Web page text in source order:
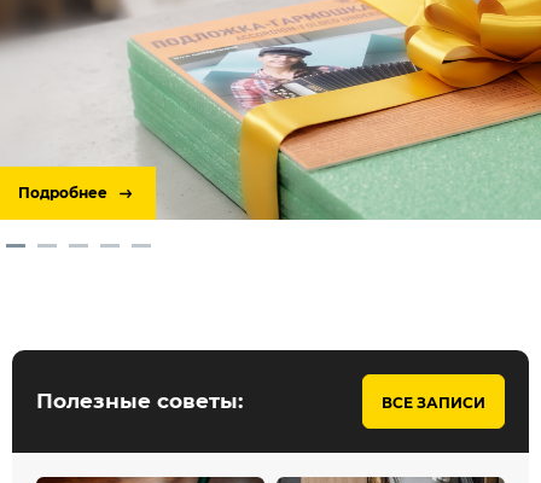
Подробнее
Полезные советы: ВСЕ ЗАПИСИ